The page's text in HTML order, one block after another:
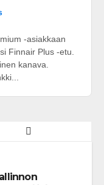
-asiakkaan
Finnair Plus -etu.
kanava.